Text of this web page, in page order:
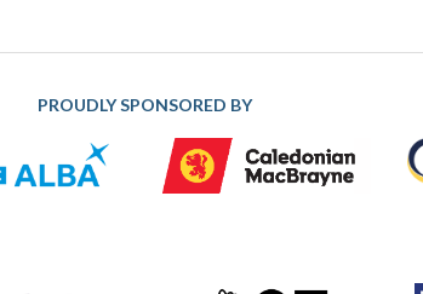
PROUDLY SPONSORED BY